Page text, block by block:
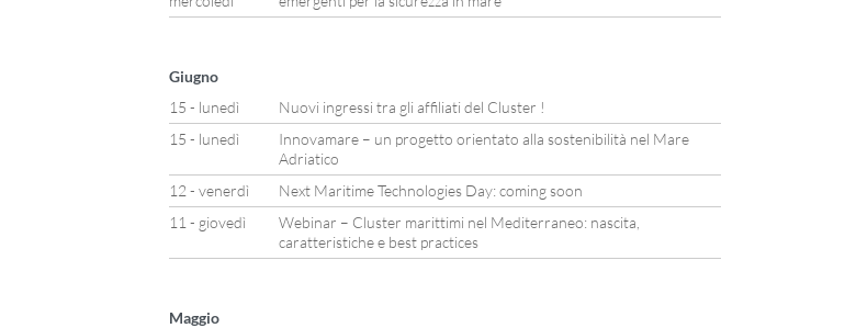
Giugno
15 - lunedì
Nuovi ingressi tra gli affiliati del Cluster !
15 - lunedì
Innovamare – un progetto orientato alla sostenibilità nel Mare
Adriatico
12 - venerdì
Next Maritime Technologies Day: coming soon
11 - giovedì
Webinar – Cluster marittimi nel Mediterraneo: nascita,
caratteristiche e best practices
Maggio